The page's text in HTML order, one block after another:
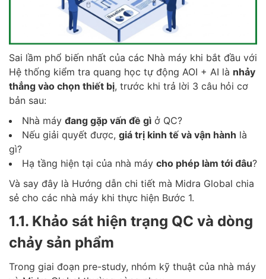
Sai lầm phổ biến nhất của các Nhà máy khi bắt đầu với
Hệ thống kiểm tra quang học tự động AOI + AI là nhảy
thẳng vào chọn thiết bị, trước khi trả lời 3 câu hỏi cơ
bản sau:
Nhà máy đang gặp vấn đề gì ở QC?
Nếu giải quyết được, giá trị kinh tế và vận hành là
gì?
Hạ tầng hiện tại của nhà máy cho phép làm tới đâu?
Và say đây là Hướng dẫn chi tiết mà Midra Global chia
sẻ cho các nhà máy khi thực hiện Bước 1.
1.1. Khảo sát hiện trạng QC và dòng
chảy sản phẩm
Trong giai đoạn pre-study, nhóm kỹ thuật của nhà máy